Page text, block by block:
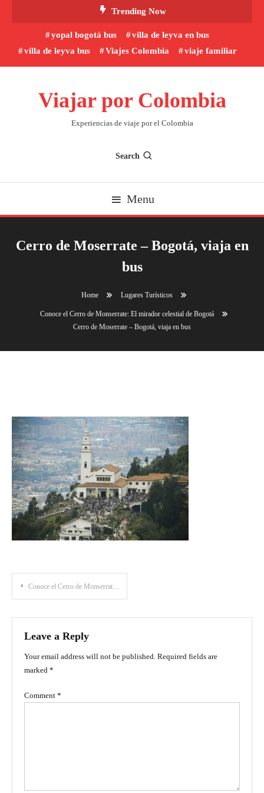
Trending Now
yopal bogotá bus
villa de leyva en bus
villa de leyva bus
Viajes Colombia viaje familiar
Viajar por Colombia
Experiencias de viaje por el Colombia
Search
Menu
Cerro de Moserrate – Bogotá, viaja en
bus
Home Lugares Turísticos
Conoce el Cerro de Monserrate: El mirador celestial de Bogotá
Cerro de Moserrate – Bogotá, viaja en bus
Post
navigation
Conoce el Cerro de Monserrate: El mirador celestial de Bogotá
Leave a Reply
Your email address will not be published. Required fields are
marked *
Comment *